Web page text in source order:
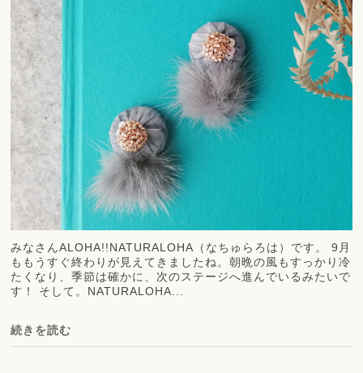
みなさんALOHA!!NATURALOHA（なちゅらろは）です。 9月
ももうすぐ終わりが見えてきましたね。朝晩の風もすっかり冷
たくなり、季節は確かに、次のステージへ進んでいるみたいで
す！ そして。NATURALOHA...
続きを読む